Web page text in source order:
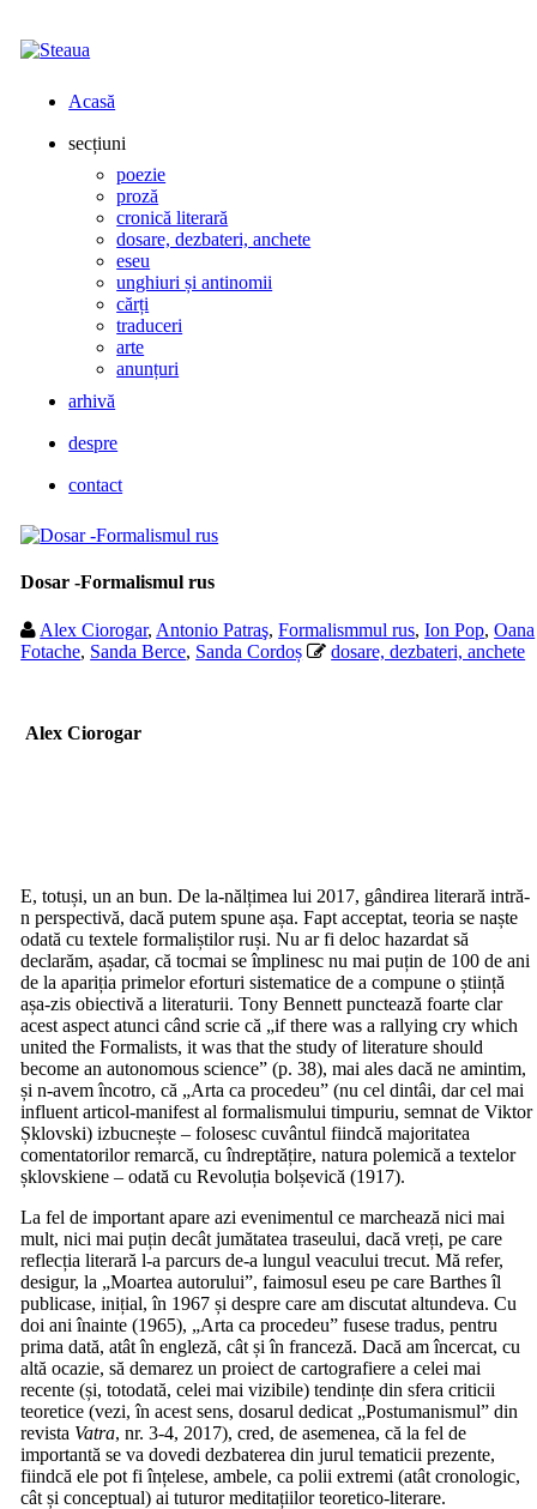
Acasă
secțiuni
poezie
proză
cronică literară
dosare, dezbateri, anchete
eseu
unghiuri și antinomii
cărți
traduceri
arte
anunțuri
arhivă
despre
contact
Dosar -Formalismul rus
Alex Ciorogar, Antonio Patraş,Formalismmul rus,Ion Pop,Oana
Fotache, Sanda Berce, Sanda Cordoș dosare, dezbateri, anchete
Alex Ciorogar
E, totuși, un an bun. De la-nălțimea lui 2017, gândirea literară intră-
n perspectivă, dacă putem spune așa. Fapt acceptat, teoria se naște
odată cu textele formaliștilor ruși. Nu ar fi deloc hazardat să
declarăm, așadar, că tocmai se împlinesc nu mai puțin de 100 de ani
de la apariția primelor eforturi sistematice de a compune o știință
așa-zis obiectivă a literaturii. Tony Bennett punctează foarte clar
acest aspect atunci când scrie că „if there was a rallying cry which
united the Formalists, it was that the study of literature should
become an autonomous science” (p. 38), mai ales dacă ne amintim,
și n-avem încotro, că „Arta ca procedeu” (nu cel dintâi, dar cel mai
influent articol-manifest al formalismului timpuriu, semnat de Viktor
Șklovski) izbucnește – folosesc cuvântul fiindcă majoritatea
comentatorilor remarcă, cu îndreptățire, natura polemică a textelor
șklovskiene – odată cu Revoluția bolșevică (1917).
La fel de important apare azi evenimentul ce marchează nici mai
mult, nici mai puțin decât jumătatea traseului, dacă vreți, pe care
reflecția literară l-a parcurs de-a lungul veacului trecut. Mă refer,
desigur, la „Moartea autorului”, faimosul eseu pe care Barthes îl
publicase, inițial, în 1967 și despre care am discutat altundeva. Cu
doi ani înainte (1965), „Arta ca procedeu” fusese tradus, pentru
prima dată, atât în engleză, cât și în franceză. Dacă am încercat, cu
altă ocazie, să demarez un proiect de cartografiere a celei mai
recente (și, totodată, celei mai vizibile) tendințe din sfera criticii
teoretice (vezi, în acest sens, dosarul dedicat „Postumanismul” din
revista Vatra, nr. 3-4, 2017), cred, de asemenea, că la fel de
importantă se va dovedi dezbaterea din jurul tematicii prezente,
fiindcă ele pot fi înțelese, ambele, ca polii extremi (atât cronologic,
cât și conceptual) ai tuturor meditațiilor teoretico-literare.